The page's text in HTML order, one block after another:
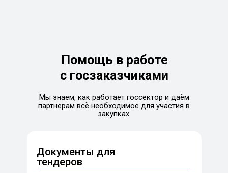
Мы знаем, как работает госсектор и даём
партнерам всё необходимое для участия в
закупках.
Помощь в работе
с госзаказчиками
Документы для
тендеров